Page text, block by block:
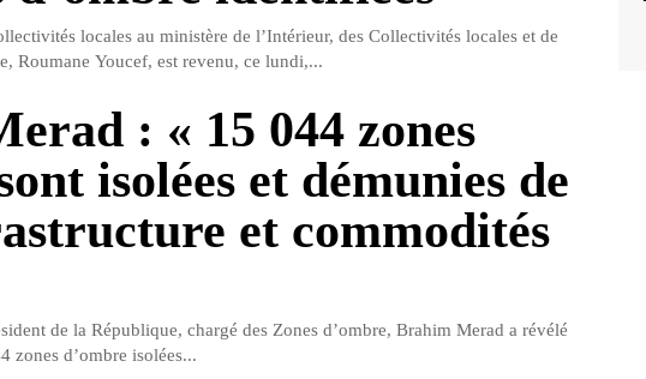
locales au ministère de l’Intérieur, des Collectivités locales et de
Roumane Youcef, est revenu, ce lundi,...
: « 15 044 zones
isolées et démunies de
et commodités
de la République, chargé des Zones d’ombre, Brahim Merad a révélé
zones d’ombre isolées...